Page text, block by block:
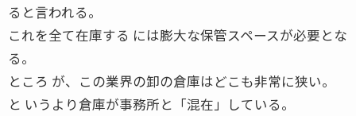
ると言われる。
これを全て在庫する には膨大な保管スペースが必要とな
る。
ところ が、この業界の卸の倉庫はどこも非常に狭い。
と いうより倉庫が事務所と「混在」している。